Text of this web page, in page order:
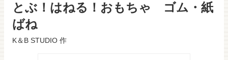
とぶ！はねる！おもちゃ ゴム・紙
ばね
K＆B STUDIO 作